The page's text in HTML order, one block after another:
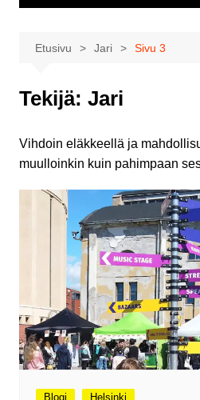
Etusivu Jari Sivu 3
Tekijä: Jari
Vihdoin eläkkeellä ja
muulloinkin kuin pahimpaan
Blogi Helsinki